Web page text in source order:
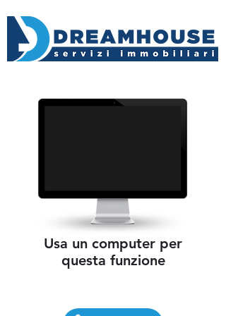
Usa un computer per
questa funzione